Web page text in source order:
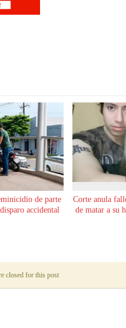
de parte
accidental
Corte anula
de matar a su
closed for this post